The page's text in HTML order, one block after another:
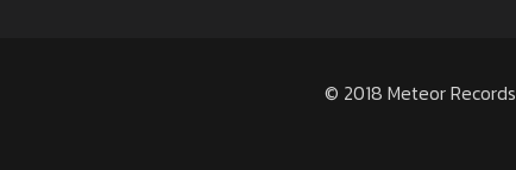
© 2018 Meteor Records